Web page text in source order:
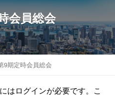
会員総会
9期定時会員総会
はログインが必要です。こ